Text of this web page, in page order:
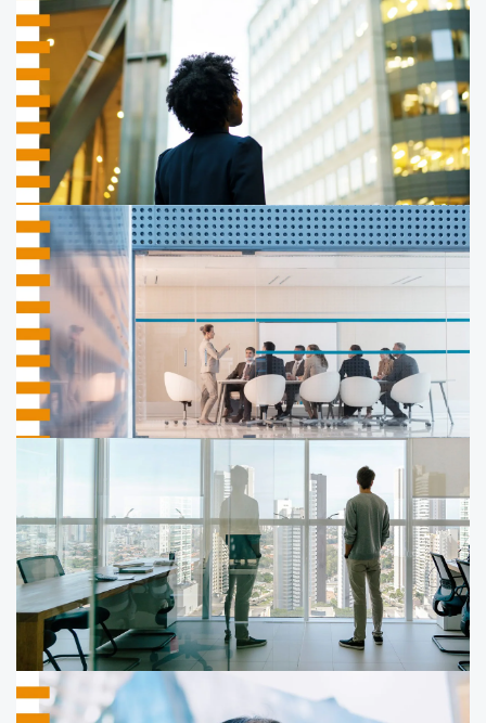
Adapter ou reconfigurer ? Peu importe, tant que
la transformation est systémique
Et si la transformation devenait une seconde
nature pour l'entreprise ?